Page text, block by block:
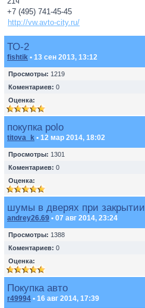
+7 (495) 741-45-45
http://vw.avto-city.ru/
ТО-2
fishtik • 13 сен 2013, 13:12
Просмотры: 1219
Коментариев: 0
Оценка:
покупка polo
titova_k • 12 мар 2014, 18:02
Просмотры: 1301
Коментариев: 0
Оценка:
шумы в дверях при закрытии
andrey26.69 • 07 авг 2014, 23:24
Просмотры: 1388
Коментариев: 0
Оценка:
Покупка авто
r49994 • 16 авг 2014, 17:39